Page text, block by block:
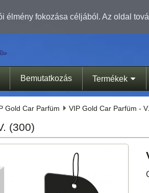
élmény fokozása céljából. Az oldal
Bemutatkozás Termékek
Gold Car Parfüm VIP Gold Car Parfüm -
(300)